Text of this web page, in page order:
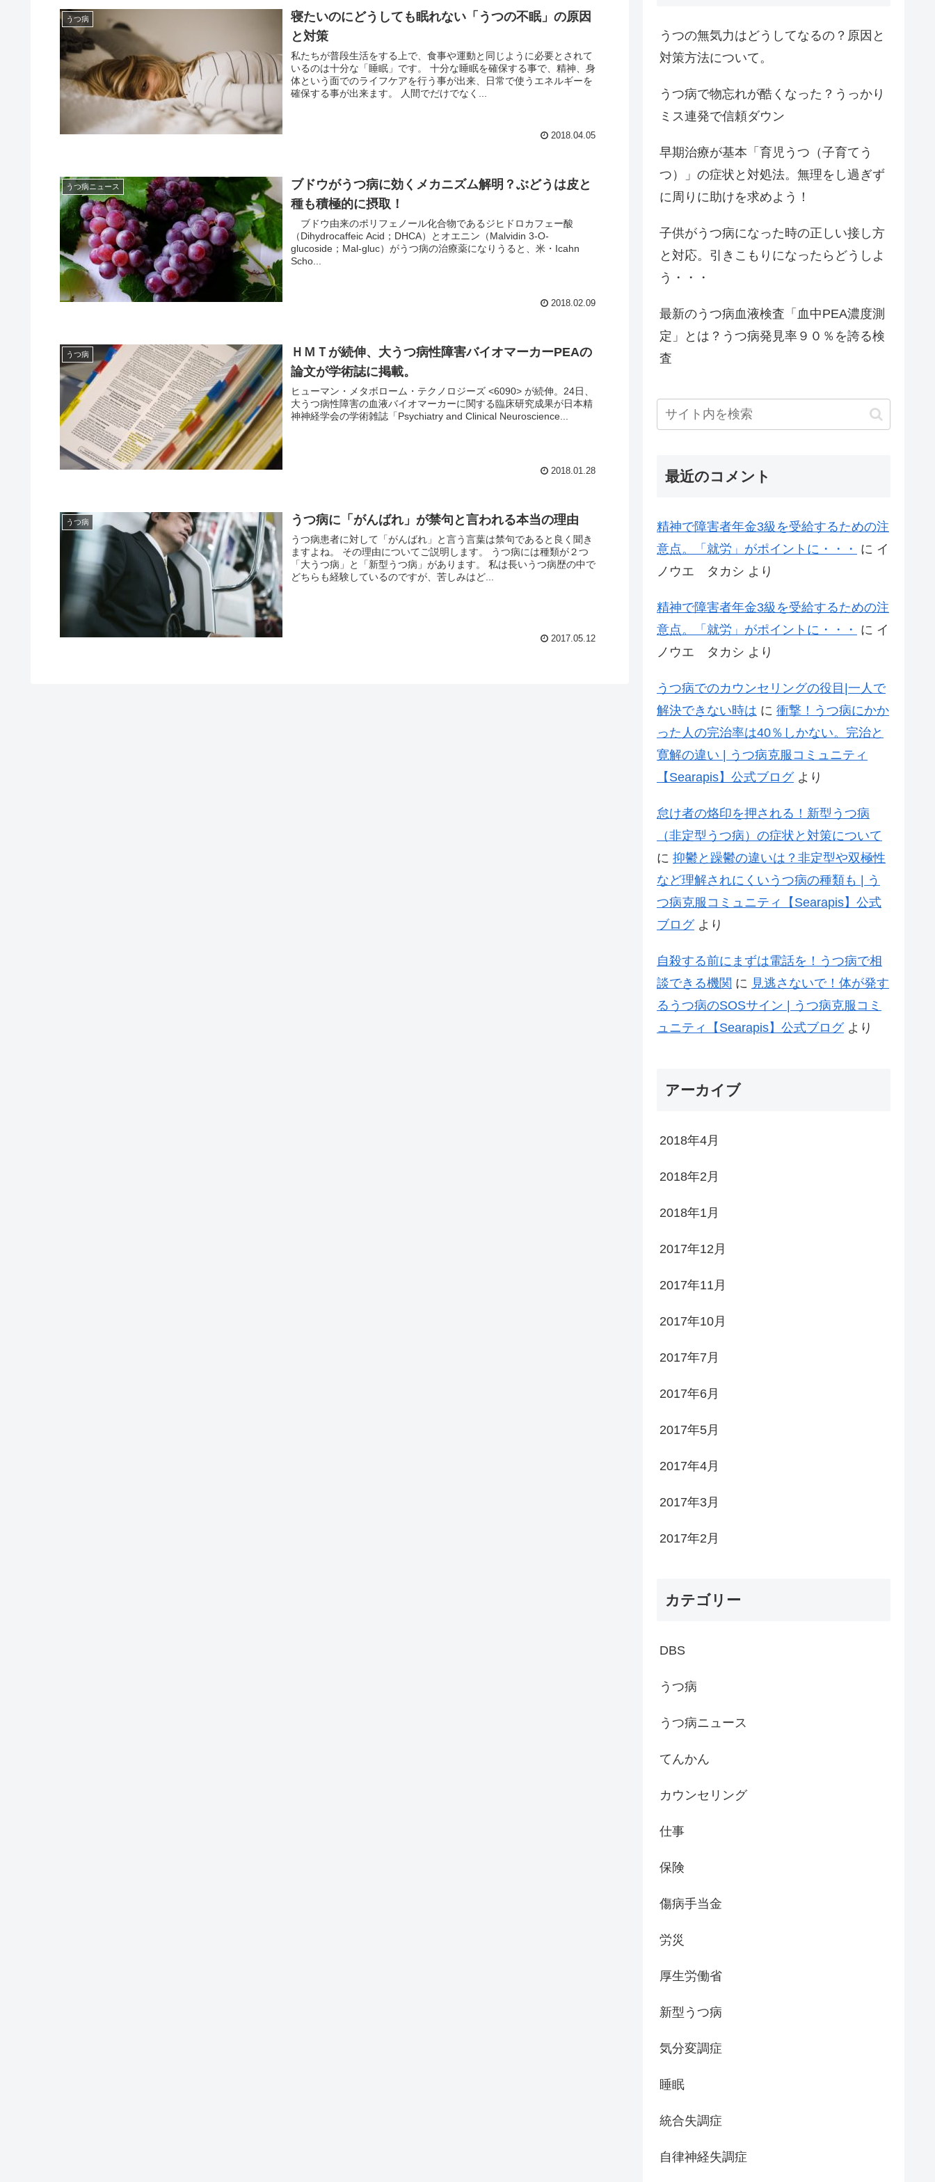
うつ病
寝たいのにどうしても眠れない「うつの不眠」の原因
と対策
私たちが普段生活をする上で、食事や運動と同じように必要とされて
いるのは十分な「睡眠」です。 十分な睡眠を確保する事で、精神、身
体という面でのライフケアを行う事が出来、日常で使うエネルギーを
確保する事が出来ます。 人間でだけでなく...
2018.04.05
うつ病ニュース
ブドウがうつ病に効くメカニズム解明？ぶどうは皮と
種も積極的に摂取！
ブドウ由来のポリフェノール化合物であるジヒドロカフェー酸
（Dihydrocaffeic Acid；DHCA）とオエニン（Malvidin 3-O-
glucoside；Mal-gluc）がうつ病の治療薬になりうると、米・Icahn
Scho...
2018.02.09
うつ病
ＨＭＴが続伸、大うつ病性障害バイオマーカーPEAの
論文が学術誌に掲載。
ヒューマン・メタボローム・テクノロジーズ <6090> が続伸。24日、
大うつ病性障害の血液バイオマーカーに関する臨床研究成果が日本精
神神経学会の学術雑誌「Psychiatry and Clinical Neuroscience...
2018.01.28
うつ病 うつ病に「がんばれ」が禁句と言われる本当の理由
うつ病患者に対して「がんばれ」と言う言葉は禁句であると良く聞き
ますよね。 その理由についてご説明します。 うつ病には種類が２つ
「大うつ病」と「新型うつ病」があります。 私は長いうつ病歴の中で
どちらも経験しているのですが、苦しみはど...
2017.05.12
うつの無気力はどうしてなるの？原因と
対策方法について。
うつ病で物忘れが酷くなった？うっかり
ミス連発で信頼ダウン
早期治療が基本「育児うつ（子育てう
つ）」の症状と対処法。無理をし過ぎず
に周りに助けを求めよう！
子供がうつ病になった時の正しい接し方
と対応。引きこもりになったらどうしよ
う・・・
最新のうつ病血液検査「血中PEA濃度測
定」とは？うつ病発見率９０％を誇る検
査
最近のコメント
精神で障害者年金3級を受給するための注
意点。「就労」がポイントに・・・
に イ
ノウエ タカシ より
精神で障害者年金3級を受給するための注
意点。「就労」がポイントに・・・
に イ
ノウエ タカシ より
うつ病でのカウンセリングの役目|一人で
解決できない時は に 衝撃！うつ病にかか
った人の完治率は40％しかない。完治と
寛解の違い | うつ病克服コミュニティ
【Searapis】公式ブログより
怠け者の烙印を押される！新型うつ病
（非定型うつ病）の症状と対策について
に 抑鬱と躁鬱の違いは？非定型や双極性
など理解されにくいうつ病の種類も | う
つ病克服コミュニティ【Searapis】公式
ブログより
自殺する前にまずは電話を！うつ病で相
談できる機関 に 見逃さないで！体が発す
るうつ病のSOSサイン | うつ病克服コミ
ュニティ【Searapis】公式ブログより
アーカイブ
2018年4月
2018年2月
2018年1月
2017年12月
2017年11月
2017年10月
2017年7月
2017年6月
2017年5月
2017年4月
2017年3月
2017年2月
カテゴリー
DBS
うつ病
うつ病ニュース
てんかん
カウンセリング
仕事
保険
傷病手当金
労災
厚生労働省
新型うつ病
気分変調症
睡眠
統合失調症
自律神経失調症